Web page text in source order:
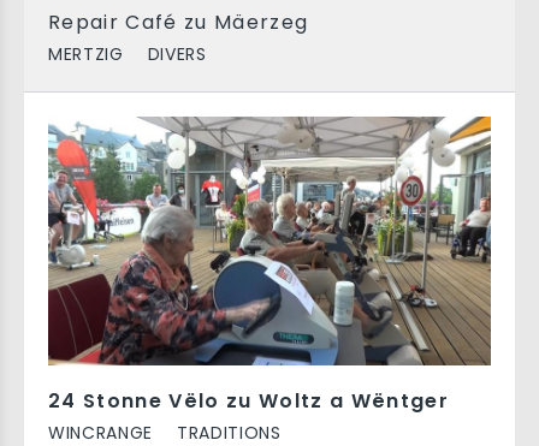
Repair Café zu Mäerzeg
MERTZIG DIVERS
24 Stonne Vëlo zu Woltz a Wëntger
WINCRANGE TRADITIONS